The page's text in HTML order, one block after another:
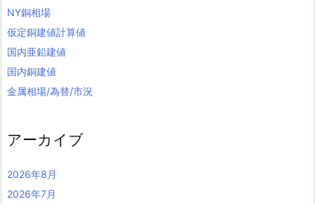
NY銅相場
仮定銅建値計算値
国内亜鉛建値
国内銅建値
金属相場/為替/市況
アーカイブ
2026年8月
2026年7月